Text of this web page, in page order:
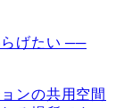
らげたい ──
ンの共用空間